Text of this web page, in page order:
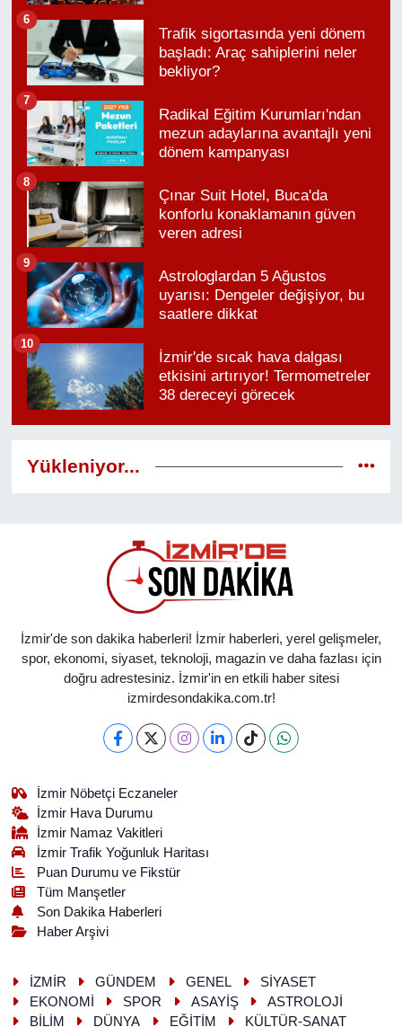
Trafik sigortasında yeni dönem
başladı: Araç sahiplerini neler
bekliyor?
6
Radikal Eğitim Kurumları'ndan
mezun adaylarına avantajlı yeni
dönem kampanyası
7
Çınar Suit Hotel, Buca'da
konforlu konaklamanın güven
veren adresi
8
Astrologlardan 5 Ağustos
uyarısı: Dengeler değişiyor, bu
saatlere dikkat
9
İzmir'de sıcak hava dalgası
etkisini artırıyor! Termometreler
38 dereceyi görecek
10
Yükleniyor...
İzmir'de son dakika haberleri! İzmir haberleri, yerel gelişmeler,
spor, ekonomi, siyaset, teknoloji, magazin ve daha fazlası için
doğru adrestesiniz. İzmir'in en etkili haber sitesi
izmirdesondakika.com.tr!
İzmir Nöbetçi Eczaneler
İzmir Hava Durumu
İzmir Namaz Vakitleri
İzmir Trafik Yoğunluk Haritası
Puan Durumu ve Fikstür
Tüm Manşetler
Son Dakika Haberleri
Haber Arşivi
İZMİR GÜNDEM GENEL
SİYASET
EKONOMİ
SPOR ASAYİŞ
ASTROLOJİ
BİLİM
DÜNYA EĞİTİM KÜLTÜR-SANAT